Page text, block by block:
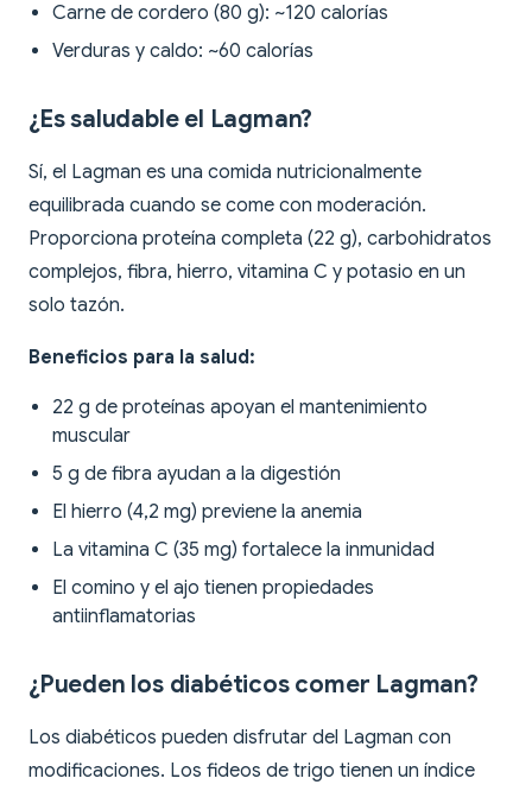
Carne de cordero (80 g): ~120 calorías
Verduras y caldo: ~60 calorías
¿Es saludable el Lagman?
Sí, el Lagman es una comida nutricionalmente
equilibrada cuando se come con moderación.
Proporciona proteína completa (22 g), carbohidratos
complejos, fibra, hierro, vitamina C y potasio en un
solo tazón.
Beneficios para la salud:
22 g de proteínas apoyan el mantenimiento
muscular
5 g de fibra ayudan a la digestión
El hierro (4,2 mg) previene la anemia
La vitamina C (35 mg) fortalece la inmunidad
El comino y el ajo tienen propiedades
antiinflamatorias
¿Pueden los diabéticos comer Lagman?
Los diabéticos pueden disfrutar del Lagman con
modificaciones. Los fideos de trigo tienen un índice